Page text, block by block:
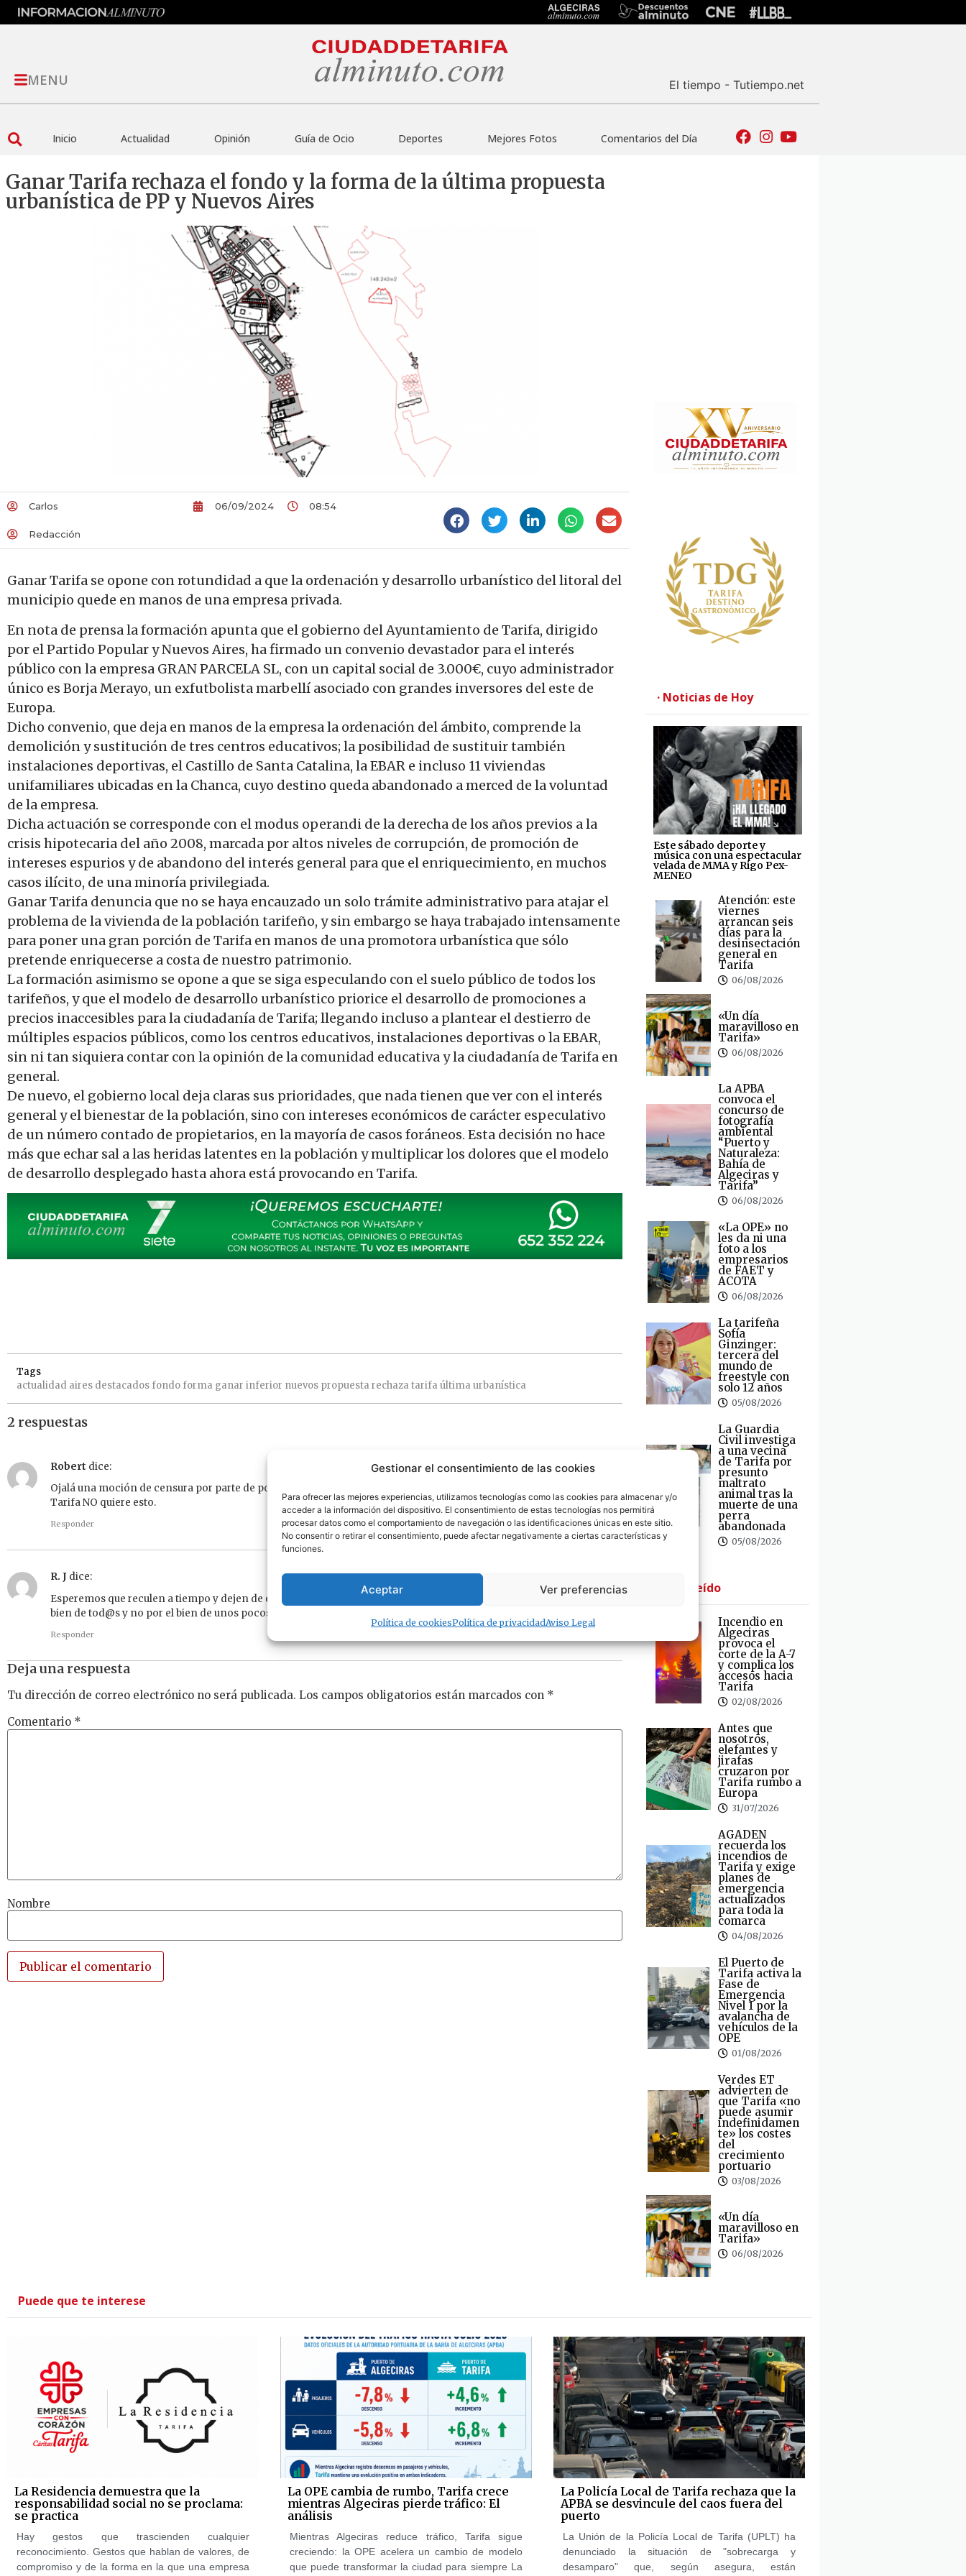
Gestionar el consentimiento de las cookies
Para ofrecer las mejores experiencias, utilizamos tecnologías como las cookies para almacenar y/o
acceder a la información del dispositivo. El consentimiento de estas tecnologías nos permitirá
procesar datos como el comportamiento de navegación o las identificaciones únicas en este sitio.
No consentir o retirar el consentimiento, puede afectar negativamente a ciertas características y
funciones.
Aceptar Ver preferencias
Política de cookiesPolítica de privacidadAviso Legal
MENU El tiempo - Tutiempo.net
Inicio Actualidad Opinión Guía de Ocio Deportes Mejores Fotos Comentarios del Día
Ganar Tarifa rechaza el fondo y la forma de la última propuesta
urbanística de PP y Nuevos Aires
Carlos
Redacción
06/09/2024 08:54
Ganar Tarifa se opone con rotundidad a que la ordenación y desarrollo urbanístico del litoral del
municipio quede en manos de una empresa privada.
En nota de prensa la formación apunta que el gobierno del Ayuntamiento de Tarifa, dirigido
por el Partido Popular y Nuevos Aires, ha firmado un convenio devastador para el interés
público con la empresa GRAN PARCELA SL, con un capital social de 3.000€, cuyo administrador
único es Borja Merayo, un exfutbolista marbellí asociado con grandes inversores del este de
Europa.
Dicho convenio, que deja en manos de la empresa la ordenación del ámbito, comprende la
demolición y sustitución de tres centros educativos; la posibilidad de sustituir también
instalaciones deportivas, el Castillo de Santa Catalina, la EBAR e incluso 11 viviendas
unifamiliares ubicadas en la Chanca, cuyo destino queda abandonado a merced de la voluntad
de la empresa.
Dicha actuación se corresponde con el modus operandi de la derecha de los años previos a la
crisis hipotecaria del año 2008, marcada por altos niveles de corrupción, de promoción de
intereses espurios y de abandono del interés general para que el enriquecimiento, en muchos
casos ilícito, de una minoría privilegiada.
Ganar Tarifa denuncia que no se haya encauzado un solo trámite administrativo para atajar el
problema de la vivienda de la población tarifeño, y sin embargo se haya trabajado intensamente
para poner una gran porción de Tarifa en manos de una promotora urbanística que sólo
pretende enriquecerse a costa de nuestro patrimonio.
La formación asimismo se opone a que se siga especulando con el suelo público de todos los
tarifeños, y que el modelo de desarrollo urbanístico priorice el desarrollo de promociones a
precios inaccesibles para la ciudadanía de Tarifa; llegando incluso a plantear el destierro de
múltiples espacios públicos, como los centros educativos, instalaciones deportivas o la EBAR,
sin ni tan siquiera contar con la opinión de la comunidad educativa y la ciudadanía de Tarifa en
general.
De nuevo, el gobierno local deja claras sus prioridades, que nada tienen que ver con el interés
general y el bienestar de la población, sino con intereses económicos de carácter especulativo
de un número contado de propietarios, en la mayoría de casos foráneos. Esta decisión no hace
más que echar sal a las heridas latentes en la población y multiplicar los dolores que el modelo
de desarrollo desplegado hasta ahora está provocando en Tarifa.
Tags
actualidad aires destacados fondo forma ganar inferior nuevos propuesta rechaza tarifa última urbanística
2 respuestas
Robert dice: 6 de septiembre de 2024 a las 11:55
Ojalá una moción de censura por parte de políticos honestos de cualquier ideología nos haga salir de esta pesadilla,
Tarifa NO quiere esto.
Responder
R. J dice: 6 de septiembre de 2024 a las 12:08
Esperemos que reculen a tiempo y dejen de especular, la política va más allá y es más sencilla, se trata de mirar por el
bien de tod@s y no por el bien de unos pocos.
Responder
Deja una respuesta
Tu dirección de correo electrónico no será publicada. Los campos obligatorios están marcados con *
Comentario *
Nombre
· Noticias de Hoy
Este sábado deporte y
música con una espectacular
velada de MMA y Rigo Pex-
MENEO
Atención: este
viernes
arrancan seis
días para la
desinsectación
general en
Tarifa
06/08/2026
«Un día
maravilloso en
Tarifa»
06/08/2026
La APBA
convoca el
concurso de
fotografía
ambiental
“Puerto y
Naturaleza:
Bahía de
Algeciras y
Tarifa”
06/08/2026
«La OPE» no
les da ni una
foto a los
empresarios
de FAET y
ACOTA
06/08/2026
La tarifeña
Sofía
Ginzinger:
tercera del
mundo de
freestyle con
solo 12 años
05/08/2026
La Guardia
Civil investiga
a una vecina
de Tarifa por
presunto
maltrato
animal tras la
muerte de una
perra
abandonada
05/08/2026
· Lo + Leído
Incendio en
Algeciras
provoca el
corte de la A-7
y complica los
accesos hacia
Tarifa
02/08/2026
Antes que
nosotros,
elefantes y
jirafas
cruzaron por
Tarifa rumbo a
Europa
31/07/2026
AGADEN
recuerda los
incendios de
Tarifa y exige
planes de
emergencia
actualizados
para toda la
comarca
04/08/2026
El Puerto de
Tarifa activa la
Fase de
Emergencia
Nivel 1 por la
avalancha de
vehículos de la
OPE
01/08/2026
Verdes ET
advierten de
que Tarifa «no
puede asumir
indefinidamen
te» los costes
del
crecimiento
portuario
03/08/2026
«Un día
maravilloso en
Tarifa»
06/08/2026
Puede que te interese
La Residencia demuestra que la
responsabilidad social no se proclama:
se practica
Hay gestos que trascienden cualquier
reconocimiento. Gestos que hablan de valores, de
compromiso y de la forma en la que una empresa
La OPE cambia de rumbo, Tarifa crece
mientras Algeciras pierde tráfico: El
análisis
Mientras Algeciras reduce tráfico, Tarifa sigue
creciendo: la OPE acelera un cambio de modelo
que puede transformar la ciudad para siempre La
La Policía Local de Tarifa rechaza que la
APBA se desvincule del caos fuera del
puerto
La Unión de la Policía Local de Tarifa (UPLT) ha
denunciado la situación de "sobrecarga y
desamparo" que, según asegura, están